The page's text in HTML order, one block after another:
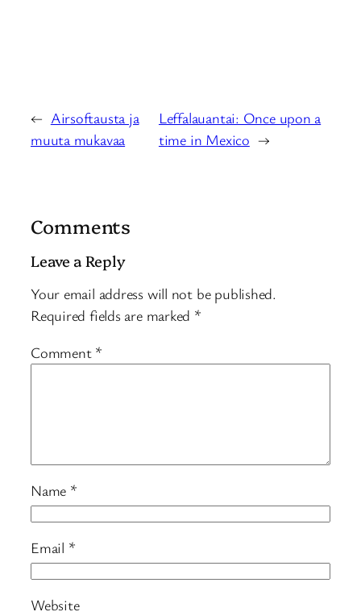
← Airsoftausta ja
muuta mukavaa
Leffalauantai: Once upon a
time in Mexico →
Comments
Leave a Reply
Your email address will not be published.
Required fields are marked *
Comment *
Name *
Email *
Website